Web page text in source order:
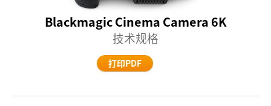
Blackmagic Cinema Camera 6K
技术规格
打印PDF